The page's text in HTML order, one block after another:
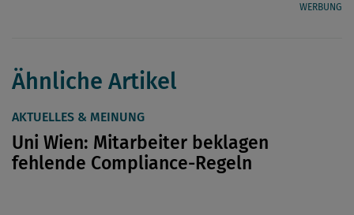
WERBUNG
Ähnliche Artikel
AKTUELLES & MEINUNG
Uni Wien: Mitarbeiter beklagen
fehlende Compliance-Regeln